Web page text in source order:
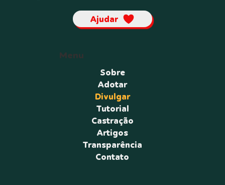
Sobre
Adotar
Divulgar
Tutorial
Castração
Artigos
Transparência
Contato
Menu
Ajudar